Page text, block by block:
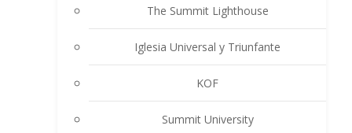
The Summit Lighthouse
Iglesia Universal y Triunfante
KOF
Summit University